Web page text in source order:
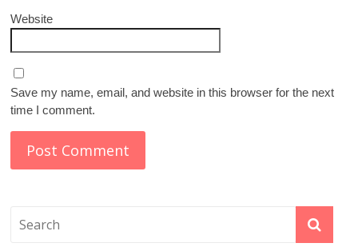
Website
Save my name, email, and website in this browser for the next
time I comment.